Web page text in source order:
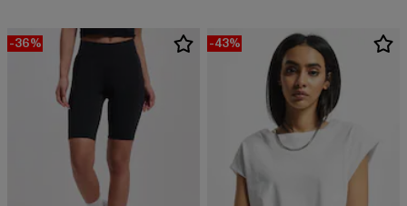
-36% -43%